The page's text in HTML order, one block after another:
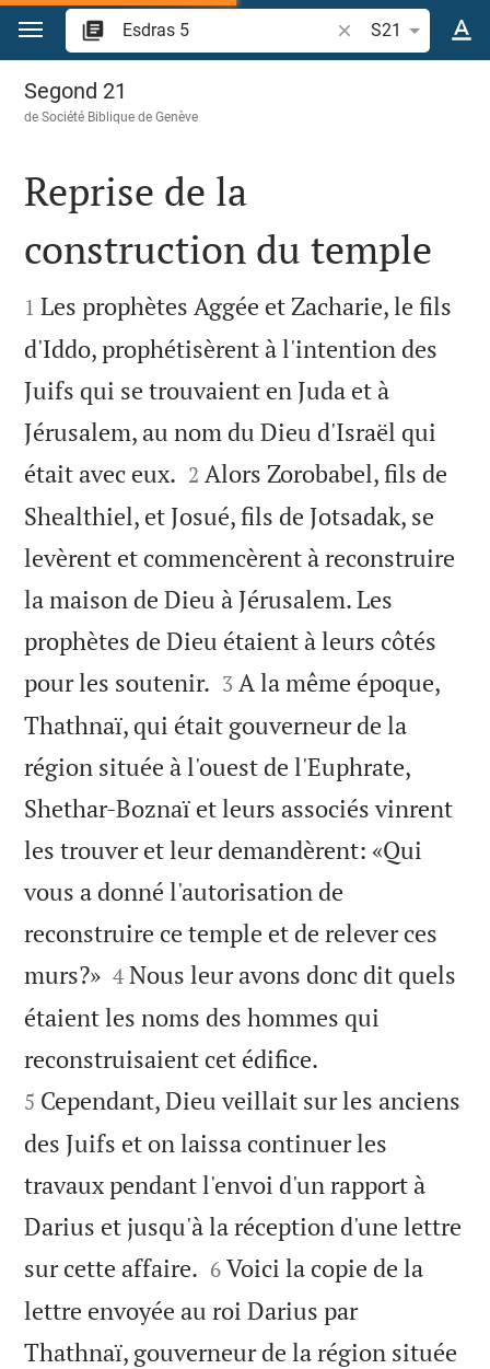
Aller vers contenu
Recherche d'un
S21
Esdras 5
Segond 21
deSociété Biblique de Genève

Reprise de la
construction du temple

1 Les prophètes Aggée et Zacharie, le fils
d'Iddo, prophétisèrent à l'intention des
Juifs qui se trouvaient en Juda et à
Jérusalem, au nom du Dieu d'Israël qui
était avec eux. 

2 Alors Zorobabel, fils de
Shealthiel, et Josué, fils de Jotsadak, se
levèrent et commencèrent à reconstruire
la maison de Dieu à Jérusalem. Les
prophètes de Dieu étaient à leurs côtés
pour les soutenir. 

3 A la même époque,
Thathnaï, qui était gouverneur de la
région située à l'ouest de l'Euphrate,
Shethar-Boznaï et leurs associés vinrent
les trouver et leur demandèrent: «Qui
vous a donné l'autorisation de
reconstruire ce temple et de relever ces
murs?»
4 Nous leur avons donc dit quels
étaient les noms des hommes qui
reconstruisaient cet édifice.
5 Cependant, Dieu veillait sur les anciens
des Juifs et on laissa continuer les
travaux pendant l'envoi d'un rapport à
Darius et jusqu'à la réception d'une lettre
sur cette affaire. 

6 Voici la copie de la
lettre envoyée au roi Darius par
Thathnaï, gouverneur de la région située